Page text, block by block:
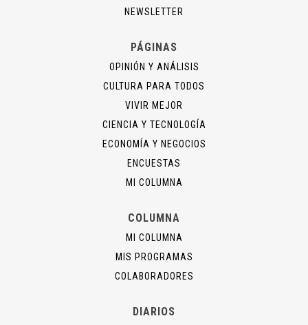
NEWSLETTER
PÁGINAS
OPINIÓN Y ANÁLISIS
CULTURA PARA TODOS
VIVIR MEJOR
CIENCIA Y TECNOLOGÍA
ECONOMÍA Y NEGOCIOS
ENCUESTAS
MI COLUMNA
COLUMNA
MI COLUMNA
MIS PROGRAMAS
COLABORADORES
DIARIOS